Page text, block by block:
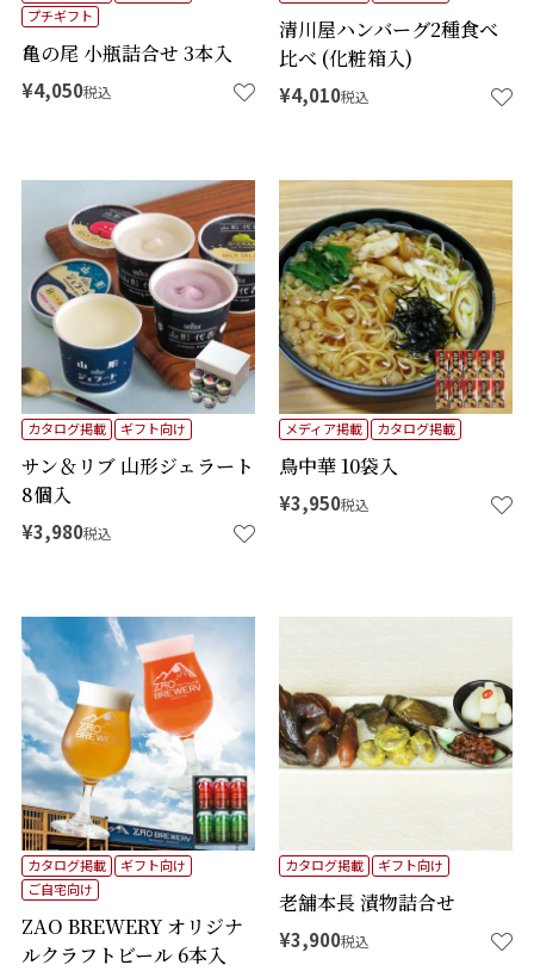
亀の尾 小瓶詰合せ 3本入
プチギフト
¥4,050税込
清川屋ハンバーグ2種食べ
比べ (化粧箱入)
¥4,010税込
サン＆リブ 山形ジェラート
8個入
カタログ掲載 ギフト向け
¥3,980税込
鳥中華 10袋入
メディア掲載 カタログ掲載
¥3,950税込
ZAO BREWERY オリジナ
ルクラフトビール 6本入
カタログ掲載
ギフト向け
ご自宅向け
老舗本長 漬物詰合せ
カタログ掲載 ギフト向け
¥3,900税込